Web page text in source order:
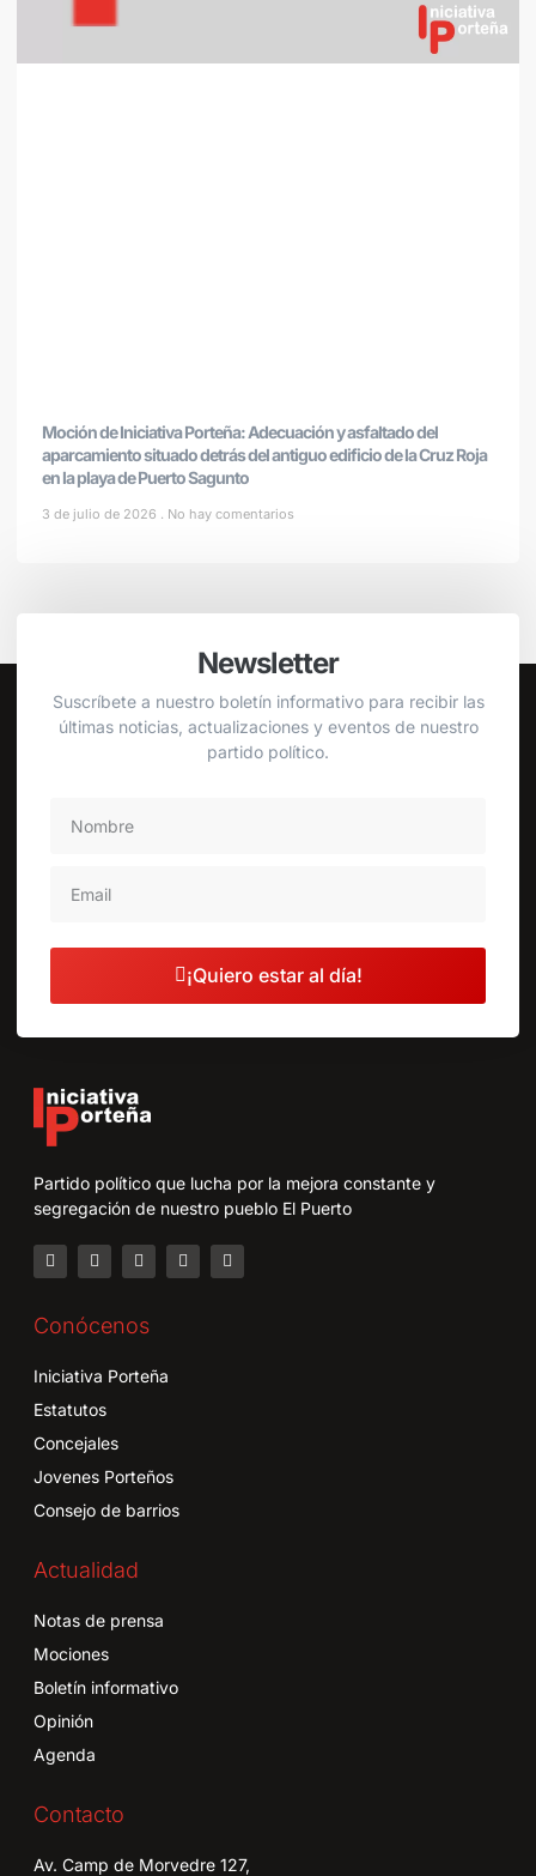
Moción de Iniciativa Porteña: Adecuación y asfaltado del
aparcamiento situado detrás del antiguo edificio de la Cruz Roja
en la playa de Puerto Sagunto
3 de julio de 2026 No hay comentarios
Newsletter
Suscríbete a nuestro boletín informativo para recibir las
últimas noticias, actualizaciones y eventos de nuestro
partido político.
¡Quiero estar al día!
Partido político que lucha por la mejora constante y
segregación de nuestro pueblo El Puerto
Conócenos
Iniciativa Porteña
Estatutos
Concejales
Jovenes Porteños
Consejo de barrios
Actualidad
Notas de prensa
Mociones
Boletín informativo
Opinión
Agenda
Contacto
Av. Camp de Morvedre 127,